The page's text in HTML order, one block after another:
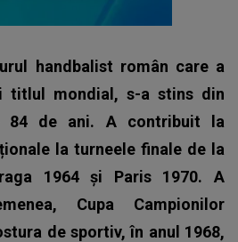
handbalist român care a
titlul mondial, s-a stins din
84 de ani. A contribuit la
la turneele finale de la
1964 și Paris 1970. A
Cupa Campionilor
de sportiv, în anul 1968,